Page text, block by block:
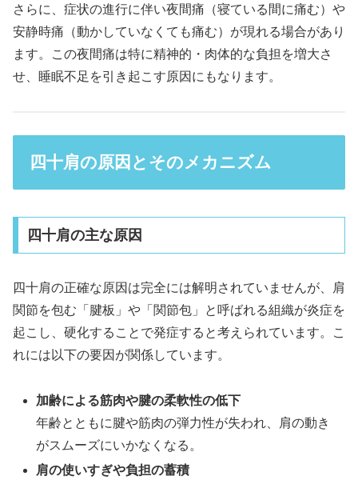
さらに、症状の進行に伴い夜間痛（寝ている間に痛む）や
安静時痛（動かしていなくても痛む）が現れる場合があり
ます。この夜間痛は特に精神的・肉体的な負担を増大さ
せ、睡眠不足を引き起こす原因にもなります。
四十肩の原因とそのメカニズム
四十肩の主な原因
四十肩の正確な原因は完全には解明されていませんが、肩
関節を包む「腱板」や「関節包」と呼ばれる組織が炎症を
起こし、硬化することで発症すると考えられています。こ
れには以下の要因が関係しています。
加齢による筋肉や腱の柔軟性の低下
年齢とともに腱や筋肉の弾力性が失われ、肩の動き
がスムーズにいかなくなる。
肩の使いすぎや負担の蓄積